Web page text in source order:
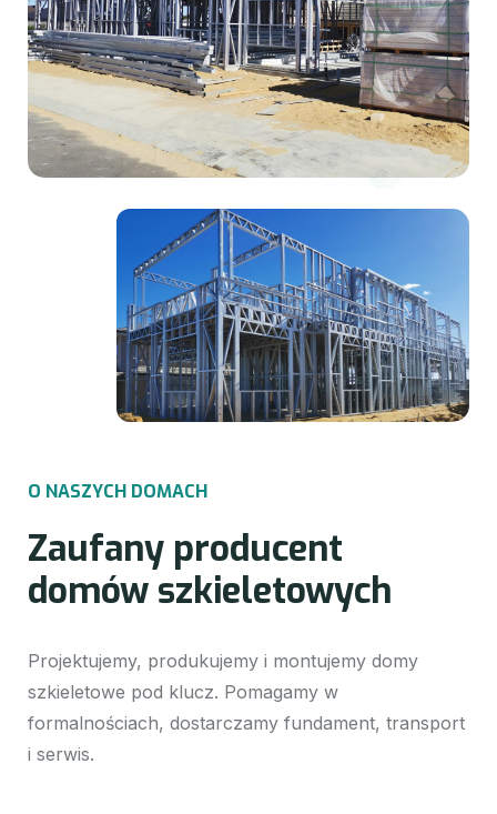
O NASZYCH DOMACH
Zaufany producent
domów szkieletowych
Projektujemy, produkujemy i montujemy domy
szkieletowe pod klucz. Pomagamy w
formalnościach, dostarczamy fundament, transport
i serwis.